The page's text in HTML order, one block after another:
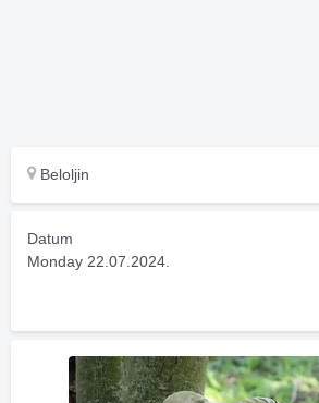
Beloljin
Datum
Monday 22.07.2024.